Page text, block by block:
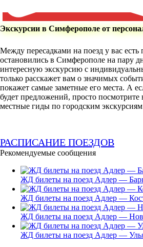
Экскурсии в Симферополе от
Между пересадками на поезд у вас есть
остановились в Симферополе на пару
интересную экскурсию с
только расскажет вам о значимых
покажет самые заметные его места. А
будет предложений, просто посмотрите
местные гиды по городским экскурсиям
РАСПИСАНИЕ ПОЕЗДОВ
Рекомендуемые сообщения
ЖД билеты на поезд Адлер —
ЖД билеты на поезд Адлер —
ЖД билеты на поезд Адлер —
ЖД билеты на поезд Адлер —